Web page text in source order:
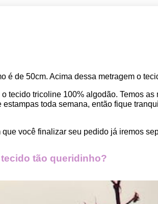
é de 50cm. Acima dessa metragem o
tecido tricoline 100% algodão. Temos
toda semana, então fique
você finalizar seu pedido já iremos
tão queridinho?